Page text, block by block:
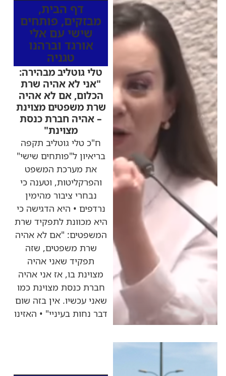
דף הבית,
מבזקים, פותחים
שישי עם אלי
אורגד וברהנו
טגניה
טלי גוטליב מבהירה:
"אני לא אהיה שרת
הכלום, אם לא אהיה
שרת משפטים מצוינת
– אהיה חברת כנסת
מצוינת"
ח"כ טלי גוטליב תקפה
בריאיון ל"פותחים שישי"
את מערכת המשפט
והפרקליטות, וטענה כי
נבחרי ציבור מהימין
נרדפים • היא הדגישה כי
היא מכוונת לתפקיד שרת
המשפטים: "אם לא אהיה
שרת משפטים, שזה
תפקיד שאני אהיה
מצוינת בו, אז אני אהיה
חברת כנסת מצוינת כמו
שאני עכשיו. אין בזה שום
דבר נחות בעיניי" • האזינו